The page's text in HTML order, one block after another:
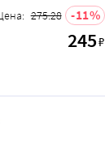
275.28 11
245₽